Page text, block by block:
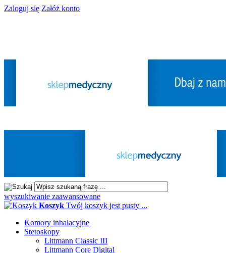
Zaloguj się Załóż konto
wyszukiwanie zaawansowane
Koszyk Twój koszyk jest pusty ...
Komory inhalacyjne
Stetoskopy
Littmann Classic III
Littmann Core Digital